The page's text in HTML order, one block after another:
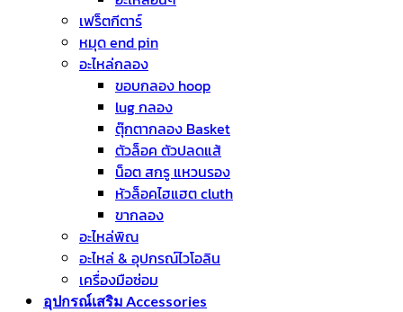
เฟร็ตกีตาร์
หมุด end pin
อะไหล่กลอง
ขอบกลอง hoop
lug กลอง
ตุ๊กตากลอง Basket
ตัวล็อค ตัวปลดแส้
น็อต สกรู แหวนรอง
หัวล็อคไฮแฮต cluth
ขากลอง
อะไหล่พิณ
อะไหล่ & อุปกรณ์ไวโอลิน
เครื่องมือซ่อม
อุปกรณ์เสริม Accessories